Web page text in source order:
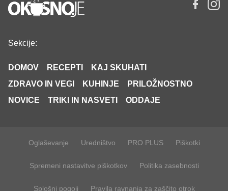
Sekcije:
DOMOV RECEPTI
KAJ SKUHATI
ZDRAVO IN VEGI
KUHINJE
PRILOŽNOSTNO
NOVICE
TRIKI IN NASVETI ODDAJE
Oglaševanje Uredništvo PRO PLUS Piškotki
Spremeni nastavitve piškotkov Politika zasebnosti
Splošni pogoji Pravila ravnanja za zaščito otrok